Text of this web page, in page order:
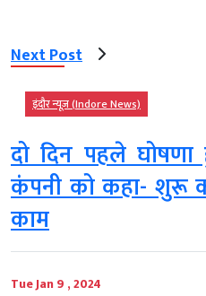
Next Post
इंदौर न्यूज़ (Indore News)
दो दिन पहले
कंपनी को कहा- शुरू
काम
Tue Jan 9 , 2024